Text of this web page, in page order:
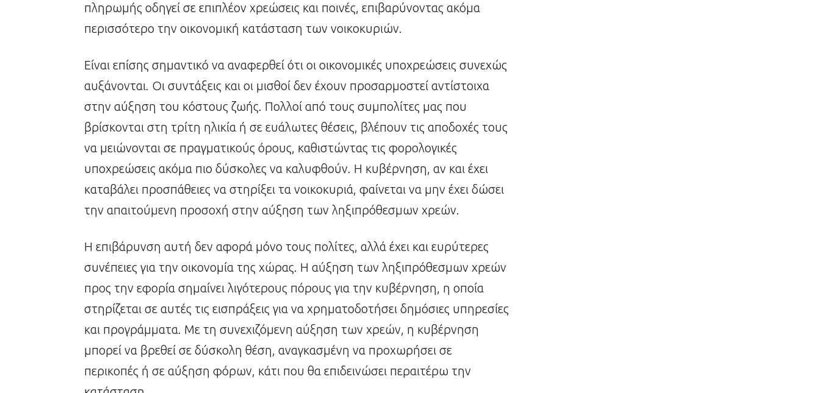
πληρωμής οδηγεί σε επιπλέον χρεώσεις και ποινές, επιβαρύνοντας ακόμα
περισσότερο την οικονομική κατάσταση των νοικοκυριών.
Είναι επίσης σημαντικό να αναφερθεί ότι οι οικονομικές υποχρεώσεις συνεχώς
αυξάνονται. Οι συντάξεις και οι μισθοί δεν έχουν προσαρμοστεί αντίστοιχα
στην αύξηση του κόστους ζωής. Πολλοί από τους συμπολίτες μας που
βρίσκονται στη τρίτη ηλικία ή σε ευάλωτες θέσεις, βλέπουν τις αποδοχές τους
να μειώνονται σε πραγματικούς όρους, καθιστώντας τις φορολογικές
υποχρεώσεις ακόμα πιο δύσκολες να καλυφθούν. Η κυβέρνηση, αν και έχει
καταβάλει προσπάθειες να στηρίξει τα νοικοκυριά, φαίνεται να μην έχει δώσει
την απαιτούμενη προσοχή στην αύξηση των ληξιπρόθεσμων χρεών.
Η επιβάρυνση αυτή δεν αφορά μόνο τους πολίτες, αλλά έχει και ευρύτερες
συνέπειες για την οικονομία της χώρας. Η αύξηση των ληξιπρόθεσμων χρεών
προς την εφορία σημαίνει λιγότερους πόρους για την κυβέρνηση, η οποία
στηρίζεται σε αυτές τις εισπράξεις για να χρηματοδοτήσει δημόσιες υπηρεσίες
και προγράμματα. Με τη συνεχιζόμενη αύξηση των χρεών, η κυβέρνηση
μπορεί να βρεθεί σε δύσκολη θέση, αναγκασμένη να προχωρήσει σε
περικοπές ή σε αύξηση φόρων, κάτι που θα επιδεινώσει περαιτέρω την